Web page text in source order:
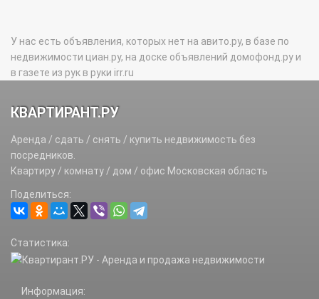
У нас есть объявления, которых нет на авито.ру, в базе по
недвижимости циан.ру, на доске объявлений домофонд.ру и
в газете из рук в руки irr.ru
КВАРТИРАНТ.РУ
Аренда / сдать / снять / купить недвижимость без
посредников.
Квартиру / комнату / дом / офис Московская область
Поделиться:
Статистика:
Информация: